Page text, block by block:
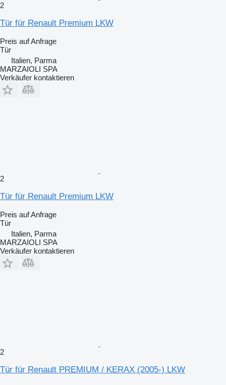
2
Tür für Renault Premium LKW
Preis auf Anfrage
Tür
Italien, Parma
MARZAIOLI SPA
Verkäufer kontaktieren
2
Tür für Renault Premium LKW
Preis auf Anfrage
Tür
Italien, Parma
MARZAIOLI SPA
Verkäufer kontaktieren
2
Tür für Renault PREMIUM / KERAX (2005-) LKW